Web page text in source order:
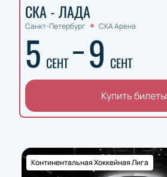
СКА - ЛАДА
Санкт-Петербург СКА Арена
5 СЕНТ 9 СЕНТ
Купить билеты
Континентальная Хоккейная Лига